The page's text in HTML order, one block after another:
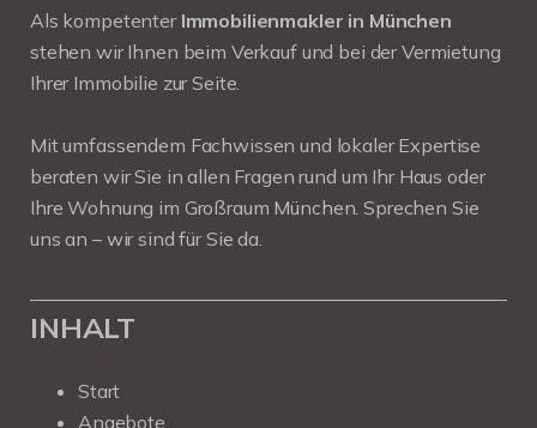
Als kompetenter Immobilienmakler in München
stehen wir Ihnen beim Verkauf und bei der Vermietung
Ihrer Immobilie zur Seite.
Mit umfassendem Fachwissen und lokaler Expertise
beraten wir Sie in allen Fragen rund um Ihr Haus oder
Ihre Wohnung im Großraum München. Sprechen Sie
uns an – wir sind für Sie da.
INHALT
Start
Angebote